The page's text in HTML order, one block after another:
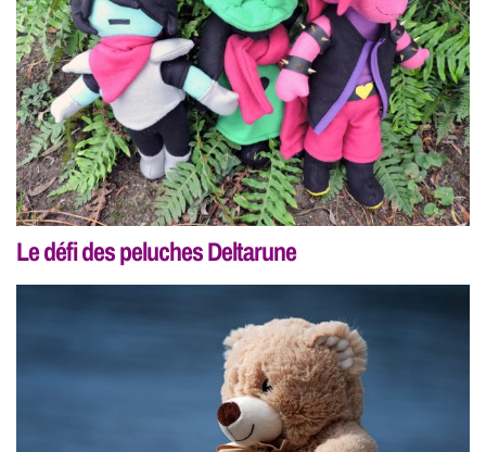
Le défi des peluches Deltarune